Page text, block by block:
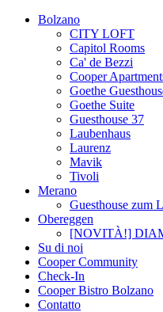
Bolzano
CITY LOFT
Capitol Rooms
Ca' de Bezzi
Cooper
Goethe
Goethe Suite
Guesthouse 37
Laubenhaus
Laurenz
Mavik
Tivoli
Merano
Guesthouse zum
Obereggen
[NOVITÀ!]
Su di noi
Cooper Community
Check-In
Cooper Bistro Bolzano
Contatto